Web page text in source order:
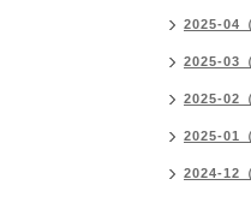
2025-04（
2025-03（
2025-02（
2025-01（
2024-12（